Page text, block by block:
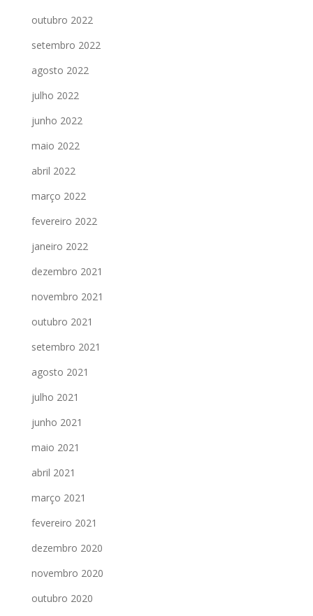
outubro 2022
setembro 2022
agosto 2022
julho 2022
junho 2022
maio 2022
abril 2022
março 2022
fevereiro 2022
janeiro 2022
dezembro 2021
novembro 2021
outubro 2021
setembro 2021
agosto 2021
julho 2021
junho 2021
maio 2021
abril 2021
março 2021
fevereiro 2021
dezembro 2020
novembro 2020
outubro 2020